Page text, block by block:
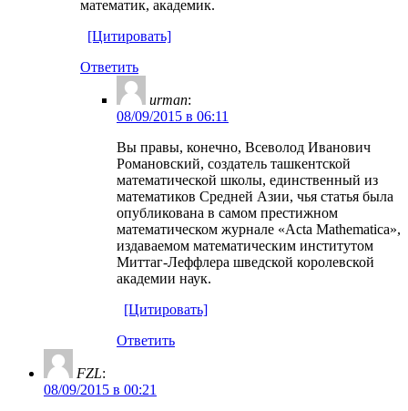
математик, академик.
[Цитировать]
Ответить
urman:
08/09/2015 в 06:11
Вы правы, конечно, Всеволод Иванович
Романовский, создатель ташкентской
математической школы, единственный из
математиков Средней Азии, чья статья была
опубликована в самом престижном
математическом журнале «Acta Mathematica»,
издаваемом математическим институтом
Миттаг-Леффлера шведской королевской
академии наук.
[Цитировать]
Ответить
FZL:
08/09/2015 в 00:21